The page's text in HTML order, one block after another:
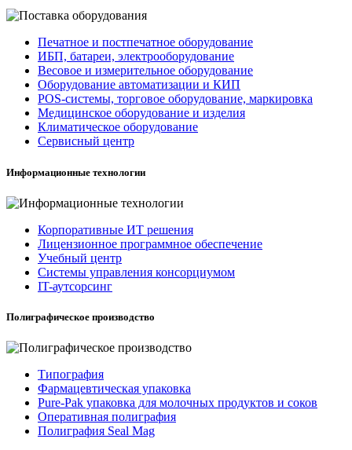
Печатное и постпечатное оборудование
ИБП, батареи, электрооборудование
Весовое и измерительное оборудование
Оборудование автоматизации и КИП
POS-системы, торговое оборудование, маркировка
Медицинское оборудование и изделия
Климатическое оборудование
Сервисный центр
Информационные технологии
Корпоративные ИТ решения
Лицензионное программное обеспечение
Учебный центр
Системы управления консорциумом
IT-аутсорсинг
Полиграфическое производство
Типография
Фармацевтическая упаковка
Pure-Pak упаковка для молочных продуктов и соков
Оперативная полиграфия
Полиграфия Seal Mag